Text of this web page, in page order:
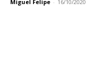
Miguel Felipe - 16/10/2020